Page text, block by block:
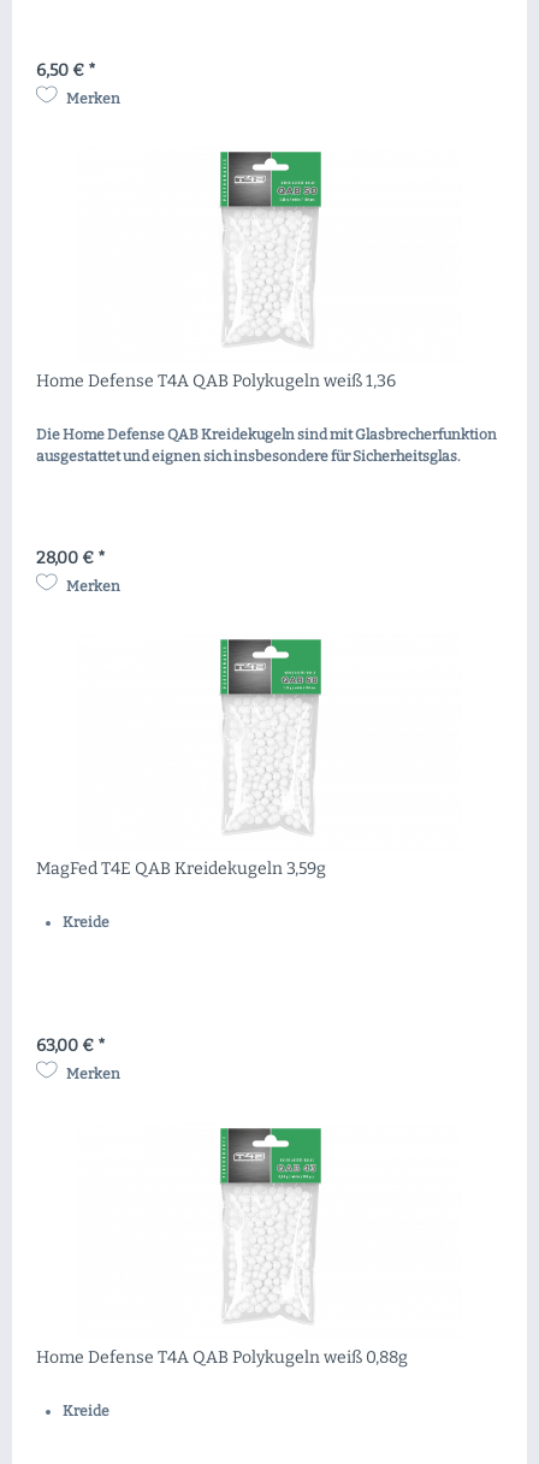
6,50 € *
Merken
Home Defense T4A QAB Polykugeln weiß 1,36
Die Home Defense QAB Kreidekugeln sind mit Glasbrecherfunktion
ausgestattet und eignen sich insbesondere für Sicherheitsglas.
28,00 € *
Merken
MagFed T4E QAB Kreidekugeln 3,59g
Kreide
63,00 € *
Merken
Home Defense T4A QAB Polykugeln weiß 0,88g
Kreide